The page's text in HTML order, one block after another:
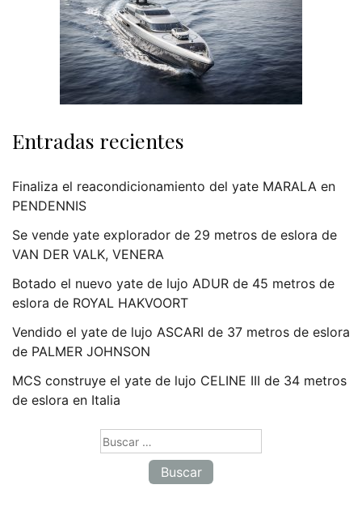
Entradas recientes
Finaliza el reacondicionamiento del yate MARALA en
PENDENNIS
Se vende yate explorador de 29 metros de eslora de
VAN DER VALK, VENERA
Botado el nuevo yate de lujo ADUR de 45 metros de
eslora de ROYAL HAKVOORT
Vendido el yate de lujo ASCARI de 37 metros de eslora
de PALMER JOHNSON
MCS construye el yate de lujo CELINE III de 34 metros
de eslora en Italia